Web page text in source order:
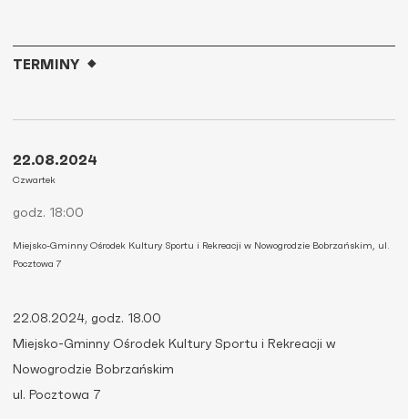
22.08.2024, godz. 18.00
Miejsko-Gminny Ośrodek Kultury Sportu i Rekreacji w
Nowogrodzie Bobrzańskim
ul. Pocztowa 7
TERMINY
22.08.2024
Czwartek
godz. 18:00
Miejsko-Gminny Ośrodek Kultury Sportu i Rekreacji w Nowogrodzie Bobrzańskim, ul.
Pocztowa 7